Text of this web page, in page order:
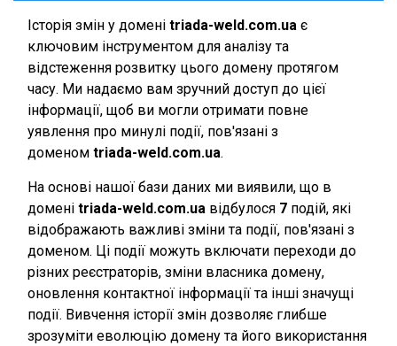
Історія змін у домені triada-weld.com.ua є
ключовим інструментом для аналізу та
відстеження розвитку цього домену протягом
часу. Ми надаємо вам зручний доступ до цієї
інформації, щоб ви могли отримати повне
уявлення про минулі події, пов'язані з
доменом triada-weld.com.ua.
На основі нашої бази даних ми виявили, що в
домені triada-weld.com.ua відбулося 7 подій, які
відображають важливі зміни та події, пов'язані з
доменом. Ці події можуть включати переходи до
різних реєстраторів, зміни власника домену,
оновлення контактної інформації та інші значущі
події. Вивчення історії змін дозволяє глибше
зрозуміти еволюцію домену та його використання